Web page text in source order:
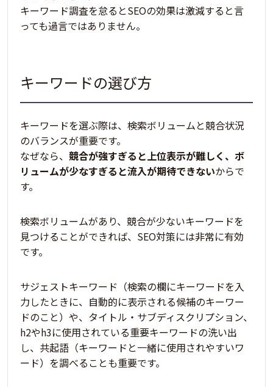
キーワード調査を怠るとSEOの効果は激減する と言
っても過言ではありません。
キーワードの選び方
キーワードを選ぶ際は、 検索ボリュームと競合状況
のバランスが重要です。
なぜなら、 競合が強すぎると上位表示が難しく、ボ
リュームが少なすぎると流入が期待できないからで
す。
検索ボリュームがあり、競合が少ないキーワードを
見つけることができれば、SEO対策には非常に有効
です。
サジェストキーワード（検索の欄にキーワードを入
力したときに、自動的に表示される候補のキーワー
ドのこと）や、タイトル・サブディスクリプション、
h2やh3に使用されている重要キーワードの洗い出
し、共起語（キーワードと一緒に使用されやすいワ
ード）を調べることも重要です。